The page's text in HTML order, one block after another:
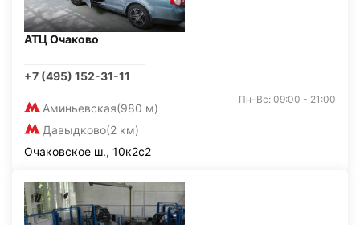
АТЦ Очаково
+7 (495) 152-31-11
Аминьевская(980 м)
Давыдково(2 км)
Пн-Вс: 09:00 - 21:00
Очаковское ш., 10к2с2